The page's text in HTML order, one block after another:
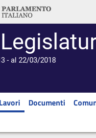
- al 22/03/2018
Lavori Documenti